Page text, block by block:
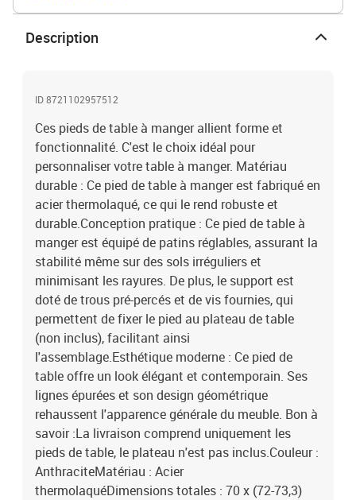
Description
ID 8721102957512
Ces pieds de table à manger allient forme et
fonctionnalité. C'est le choix idéal pour
personnaliser votre table à manger. Matériau
durable : Ce pied de table à manger est fabriqué en
acier thermolaqué, ce qui le rend robuste et
durable.Conception pratique : Ce pied de table à
manger est équipé de patins réglables, assurant la
stabilité même sur des sols irréguliers et
minimisant les rayures. De plus, le support est
doté de trous pré-percés et de vis fournies, qui
permettent de fixer le pied au plateau de table
(non inclus), facilitant ainsi
l'assemblage.Esthétique moderne : Ce pied de
table offre un look élégant et contemporain. Ses
lignes épurées et son design géométrique
rehaussent l'apparence générale du meuble. Bon à
savoir :La livraison comprend uniquement les
pieds de table, le plateau n'est pas inclus.Couleur :
AnthraciteMatériau : Acier
thermolaquéDimensions totales : 70 x (72-73,3)